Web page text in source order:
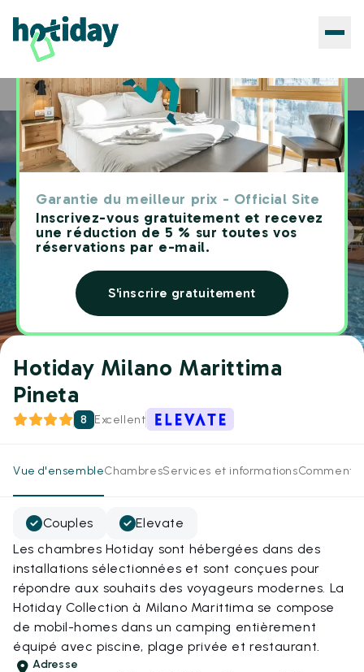
Garantie du meilleur prix - Official Site
Inscrivez-vous gratuitement et recevez
une réduction de 5 % sur toutes vos
réservations par e-mail.
S'inscrire gratuitement
Home Hôtels Hotiday Milano Marittima Pineta
Hotiday Milano Marittima
Pineta
8 Excellent
Vue d'ensembleChambresServices et informations
Couples
Elevate
Les chambres Hotiday sont hébergées dans des
installations sélectionnées et sont conçues pour
répondre aux souhaits des voyageurs modernes. La
Hotiday Collection à Milano Marittima se compose
de mobil-homes dans un camping entièrement
équipé avec piscine, plage privée et restaurant.
Adresse